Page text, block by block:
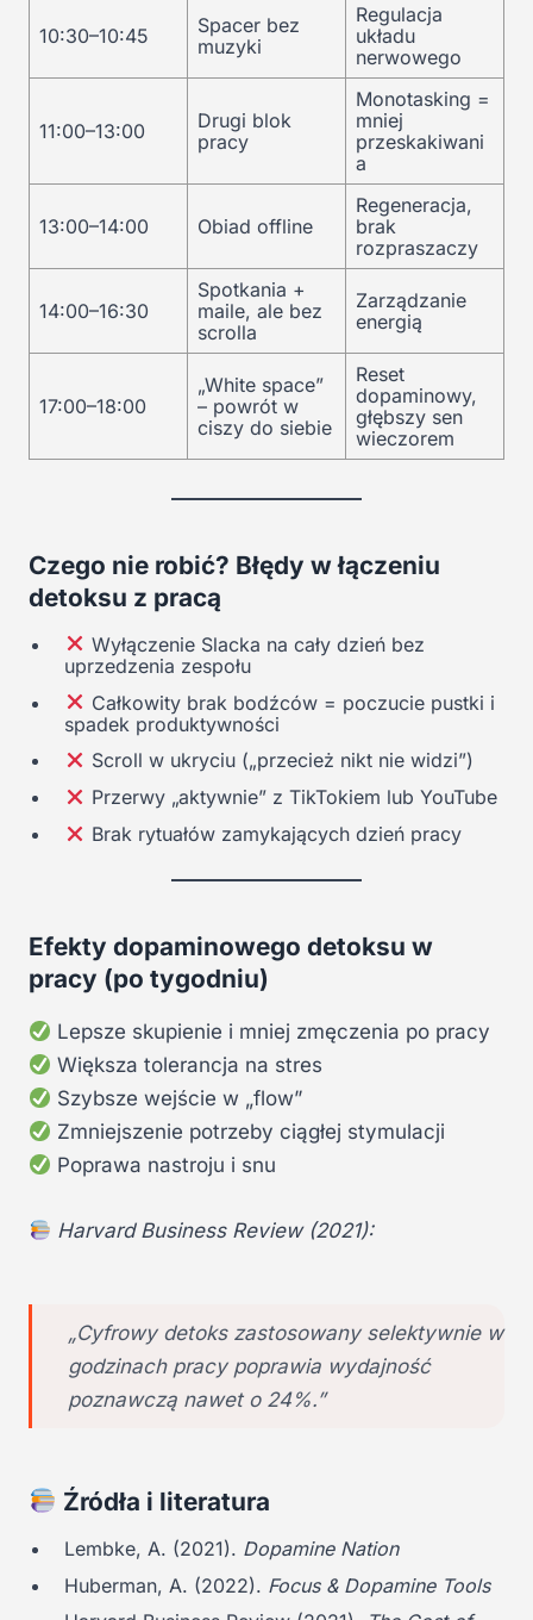
10:30–10:45
Spacer bez
muzyki
Regulacja
układu
nerwowego
11:00–13:00
Drugi blok
pracy
Monotasking =
mniej
przeskakiwani
a
13:00–14:00 Obiad offline
Regeneracja,
brak
rozpraszaczy
14:00–16:30
Spotkania +
maile, ale bez
scrolla
Zarządzanie
energią
17:00–18:00
„White space”
– powrót w
ciszy do siebie
Reset
dopaminowy,
głębszy sen
wieczorem
Czego nie robić? Błędy w łączeniu
detoksu z pracą
Wyłączenie Slacka na cały dzień bez
uprzedzenia zespołu
Całkowity brak bodźców = poczucie pustki i
spadek produktywności
Scroll w ukryciu („przecież nikt nie widzi”)
Przerwy „aktywnie” z TikTokiem lub YouTube
Brak rytuałów zamykających dzień pracy
Efekty dopaminowego detoksu w
pracy (po tygodniu)
Lepsze skupienie i mniej zmęczenia po pracy
Większa tolerancja na stres
Szybsze wejście w „flow”
Zmniejszenie potrzeby ciągłej stymulacji
Poprawa nastroju i snu
Harvard Business Review (2021):
„Cyfrowy detoks zastosowany selektywnie w
godzinach pracy poprawia wydajność
poznawczą nawet o 24%.”
Źródła i literatura
Lembke, A. (2021). Dopamine Nation
Huberman, A. (2022). Focus & Dopamine Tools